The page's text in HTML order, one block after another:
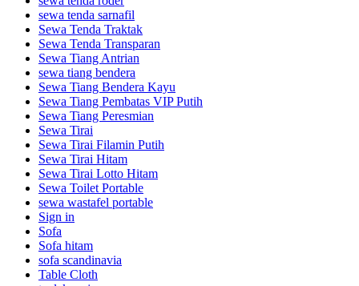
sewa tenda sarnafil
Sewa Tenda Traktak
Sewa Tenda Transparan
Sewa Tiang Antrian
sewa tiang bendera
Sewa Tiang Bendera Kayu
Sewa Tiang Pembatas VIP Putih
Sewa Tiang Peresmian
Sewa Tirai
Sewa Tirai Filamin Putih
Sewa Tirai Hitam
Sewa Tirai Lotto Hitam
Sewa Toilet Portable
sewa wastafel portable
Sign in
Sofa
Sofa hitam
sofa scandinavia
Table Cloth